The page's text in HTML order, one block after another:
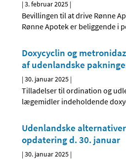
|3. februar 2025 |
Bevillingen til at drive Rønne
Rønne Apotek er beliggende i
Doxycyclin og
af udenlandske
|30. januar 2025 |
Tilladelser til ordination og
lægemidler indeholdende
Udenlandske
opdatering d. 30. januar
|30. januar 2025 |